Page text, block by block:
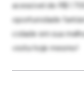
acessível de R$
oportunidade
cidade em sua
visita hoje mesmo!